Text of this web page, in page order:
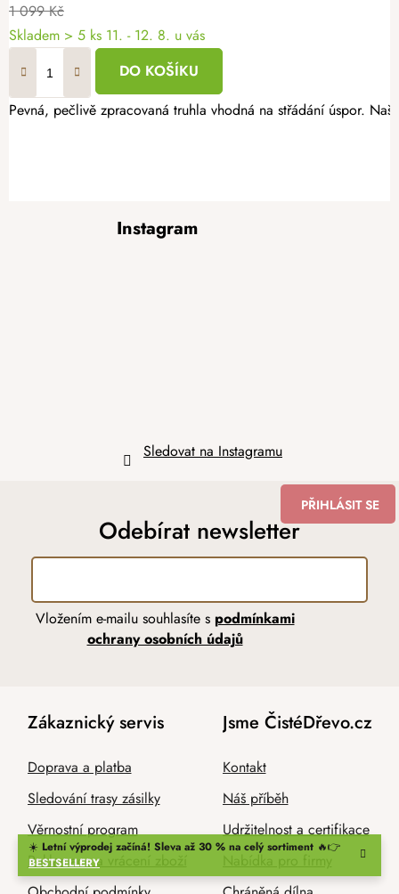
☀️ Letní výprodej začíná! Sleva až 30 % na celý sortiment 🔥👉
BESTSELLERY
1 099 Kč
Skladem > 5 ks 11. - 12. 8. u vás
DO KOŠÍKU
Pevná, pečlivě zpracovaná truhla vhodná na střádání úspor.
Instagram
Sledovat na Instagramu
Odebírat newsletter
Vložením e-mailu souhlasíte s podmínkami
ochrany osobních údajů
PŘIHLÁSIT SE
Zákaznický servis
Doprava a platba
Sledování trasy zásilky
Věrnostní program
Reklamace a vrácení zboží
Jsme ČistéDřevo.cz
Kontakt
Náš příběh
Udržitelnost a certifikace